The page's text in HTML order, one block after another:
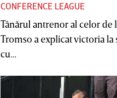
CONFERENCE LEAGUE
Tânărul antrenor al celor de
Tromso a explicat victoria la
cu...